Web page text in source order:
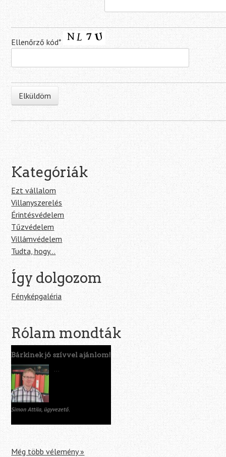
Ellenőrző kód*
Kategóriák
Ezt vállalom
Villanyszerelés
Érintésvédelem
Tűzvédelem
Villámvédelem
Tudta, hogy…
Így dolgozom
Fényképgaléria
Rólam mondták
Bárkinek jó szívvel ajánlom!
...
Simon Attila, ügyvezető.
Még több vélemény »